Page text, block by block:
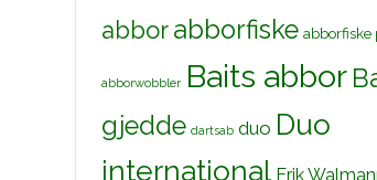
abborabborfiske abborfiske
abborwobbler Baits abbor
gjedde dartsab duo Duo
international Erik